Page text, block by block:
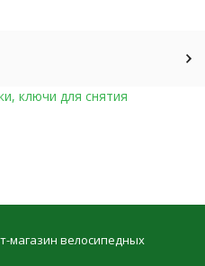
ключи для снятия
магазин велосипедных